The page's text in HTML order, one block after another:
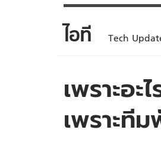
ข่าว
ข่าวบันเทิง
ข่าวกีฬา
ข่าวเศรษฐกิจ
ไอที Tech
เพราะอ
เพราะที